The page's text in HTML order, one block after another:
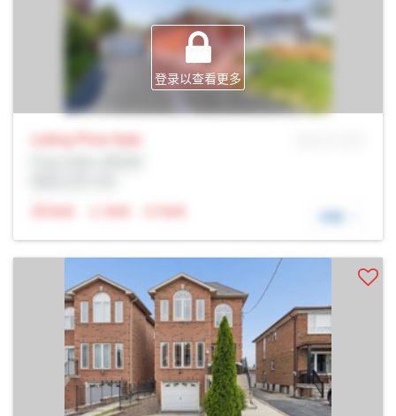
登录以查看更多
Listing Price Sale
N/A
N/A N/A 详细